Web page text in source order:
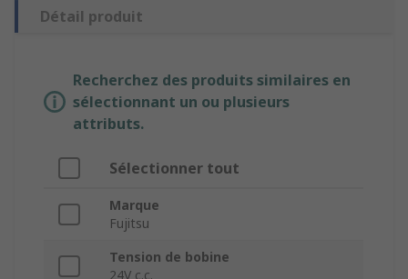
Détail produit
Recherchez des produits similaires en
sélectionnant un ou plusieurs
attributs.
Sélectionner tout
Marque
Fujitsu
Tension de bobine
24V c.c.